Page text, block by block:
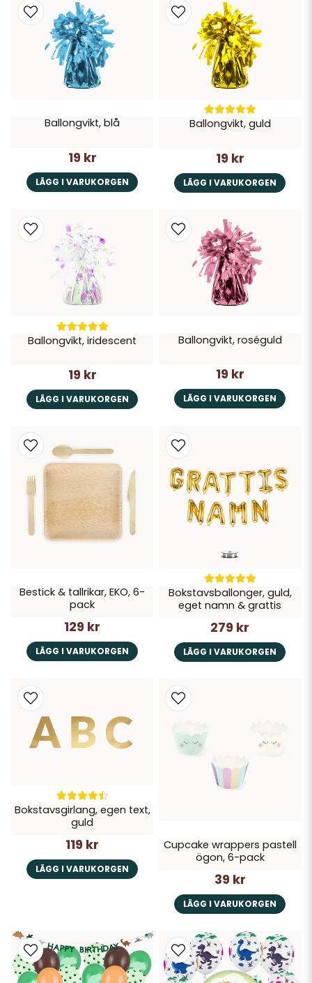
Ballongvikt, blå
19 kr
LÄGG I VARUKORGEN
Ballongvikt, guld
19 kr
LÄGG I VARUKORGEN
Ballongvikt, iridescent
19 kr
LÄGG I VARUKORGEN
Ballongvikt, roséguld
19 kr
LÄGG I VARUKORGEN
Bestick & tallrikar, EKO, 6-
pack
129 kr
LÄGG I VARUKORGEN
Bokstavsballonger, guld,
eget namn & grattis
279 kr
LÄGG I VARUKORGEN
Bokstavsgirlang, egen text,
guld
119 kr
LÄGG I VARUKORGEN
Cupcake wrappers pastell
ögon, 6-pack
39 kr
LÄGG I VARUKORGEN